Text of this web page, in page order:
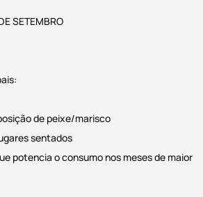
SETEMBRO
de peixe/marisco
sentados
potencia o consumo nos meses de maior